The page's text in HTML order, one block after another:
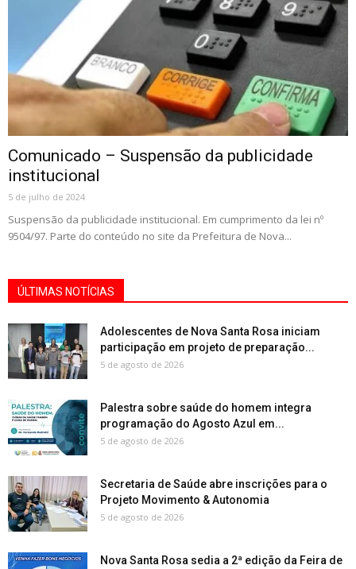
Comunicado – Suspensão da publicidade
institucional
5 de julho de 2024
Suspensão da publicidade institucional. Em cumprimento da lei nº
9504/97. Parte do conteúdo no site da Prefeitura de Nova...
ÚLTIMAS NOTÍCIAS
Adolescentes de Nova Santa Rosa iniciam
participação em projeto de preparação...
5 de agosto de 2026
Palestra sobre saúde do homem integra
programação do Agosto Azul em...
5 de agosto de 2026
Secretaria de Saúde abre inscrições para o
Projeto Movimento & Autonomia
5 de agosto de 2026
Nova Santa Rosa sedia a 2ª edição da Feira de